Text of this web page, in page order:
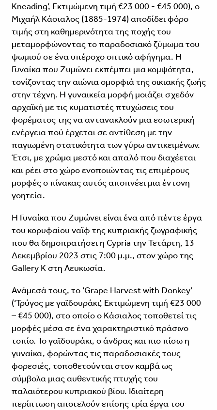
Kneading’, Εκτιμώμενη τιμή €23 000 - €45 000), ο
Μιχαήλ Κάσιαλος (1885-1974) αποδίδει φόρο
τιμής στη καθημερινότητα της ποχής του
μεταμορφώνοντας το παραδοσιακό ζύμωμα του
ψωμιού σε ένα υπέροχο οπτικό αφήγημα. Η
Γυναίκα που Ζυμώνει εκπέμπει μια κομψότητα,
τονίζοντας την αιώνια ομορφιά της οικιακής ζωής
στην τέχνη. Η γυναικεία μορφή μοιάζει σχεδόν
αρχαϊκή με τις κυματιστές πτυχώσεις του
φορέματος της να αντανακλούν μια εσωτερική
ενέργεια πού έρχεται σε αντίθεση με την
παγιωμένη στατικότητα των γύρω αντικειμένων.
Έτσι, με χρώμα μεστό και απαλό που διαχέεται
και ρέει στο χώρο ενοποιώντας τις επιμέρους
μορφές ο πίνακας αυτός αποπνέει μια έντονη
γοητεία.
Η Γυναίκα που Ζυμώνει είναι ένα από πέντε έργα
του κορυφαίου ναϊφ της κυπριακής ζωγραφικής
που θα δημοπρατήσει η Cypria την Τετάρτη, 13
Δεκεμβρίου 2023 στις 7:00 μ.μ., στον χώρο της
Gallery K στη Λευκωσία.
Ανάμεσά τους, το ‘Grape Harvest with Donkey’
(‘Τρύγος με γαϊδουράκι’, Εκτιμώμενη τιμή €23 000
– €45 000), στο οποίο ο Κάσιαλος τοποθετεί τις
μορφές μέσα σε ένα χαρακτηριστικό πράσινο
τοπίο. Το γαϊδουράκι, ο άνδρας και πιο πίσω η
γυναίκα, φορώντας τις παραδοσιακές τους
φορεσιές, τοποθετούνται στον καμβά ως
σύμβολα μιας αυθεντικής πτυχής του
παλαιότερου κυπριακού βίου. Ιδιαίτερη
περίπτωση αποτελούν επίσης τρία έργα του